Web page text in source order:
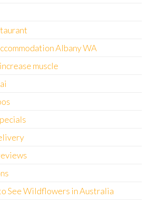
Albany WA
muscle
See Wildflowers in Australia